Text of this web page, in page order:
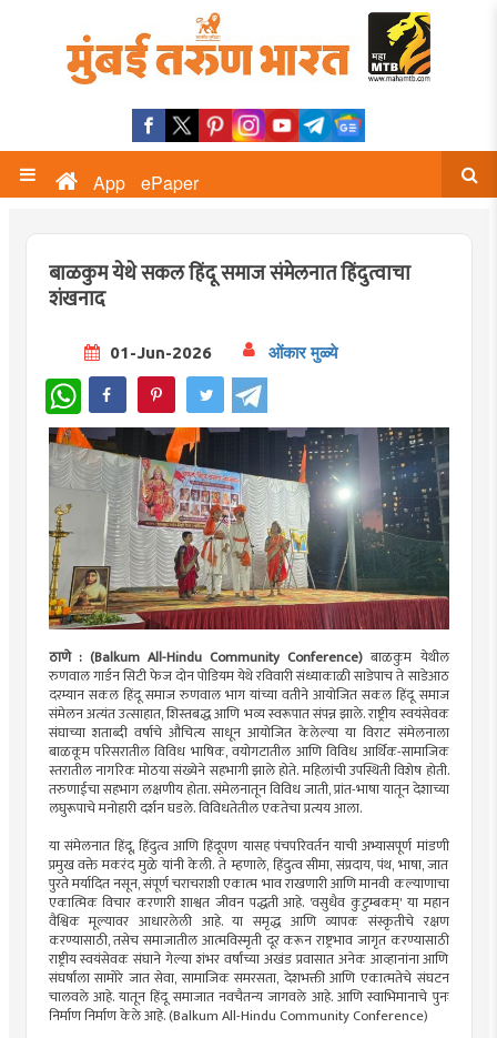
App ePaper
बाळकुम येथे सकल हिंदू समाज संमेलनात हिंदुत्वाचा
शंखनाद
01-Jun-2026 ओंकार मुळ्ये
WhatsApp
ठाणे : (Balkum All-Hindu Community Conference)बाळकुम येथील
रुणवाल गार्डन सिटी फेज दोन पोडियम येथे रविवारी संध्याकाळी साडेपाच ते साडेआठ
दरम्यान सकल हिंदू समाज रुणवाल भाग यांच्या वतीने आयोजित सकल हिंदू समाज
संमेलन अत्यंत उत्साहात, शिस्तबद्ध आणि भव्य स्वरूपात संपन्न झाले. राष्ट्रीय स्वयंसेवक
संघाच्या शताब्दी वर्षाचे औचित्य साधून आयोजित केलेल्या या विराट संमेलनाला
बाळकूम परिसरातील विविध भाषिक, वयोगटातील आणि विविध आर्थिक-सामाजिक
स्तरातील नागरिक मोठया संख्येने सहभागी झाले होते. महिलांची उपस्थिती विशेष होती.
तरुणाईचा सहभाग लक्षणीय होता. संमेलनातून विविध जाती, प्रांत-भाषा यातून देशाच्या
लघुरूपाचे मनोहारी दर्शन घडले. विविधतेतील एकतेचा प्रत्यय आला.
या संमेलनात हिंदू, हिंदुत्व आणि हिंदूपण यासह पंचपरिवर्तन याची अभ्यासपूर्ण मांडणी
प्रमुख वक्ते मकरंद मुळे यांनी केली. ते म्हणाले, हिंदुत्व सीमा, संप्रदाय, पंथ, भाषा, जात
पुरते मर्यादित नसून, संपूर्ण चराचराशी एकात्म भाव राखणारी आणि मानवी कल्याणाचा
एकात्मिक विचार करणारी शाश्वत जीवन पद्धती आहे. 'वसुधैव कुटुम्बकम्' या महान
वैश्विक मूल्यावर आधारलेली आहे. या समृद्ध आणि व्यापक संस्कृतीचे रक्षण
करण्यासाठी, तसेच समाजातील आत्मविस्मृती दूर करून राष्ट्रभाव जागृत करण्यासाठी
राष्ट्रीय स्वयंसेवक संघाने गेल्या शंभर वर्षांच्या अखंड प्रवासात अनेक आव्हानांना आणि
संघर्षांला सामोरे जात सेवा, सामाजिक समरसता, देशभक्ती आणि एकात्मतेचे संघटन
चालवले आहे. यातून हिंदू समाजात नवचैतन्य जागवले आहे. आणि स्वाभिमानाचे पुनः
निर्माण निर्माण केले आहे. (Balkum All-Hindu Community Conference)